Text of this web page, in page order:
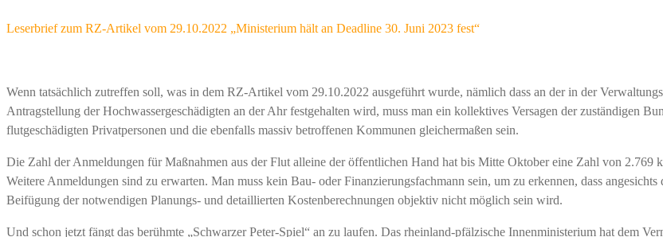
Leserbrief zum RZ-Artikel vom 29.10.2022 „Ministerium hält an Deadline 30. Juni 2023 fest“
Wenn tatsächlich zutreffen soll, was in dem RZ-Artikel vom 29.10.2022 ausgeführt wurde, nämlich dass an der in der
Antragstellung der Hochwassergeschädigten an der Ahr festgehalten wird, muss man ein kollektives Versagen der zuständigen
flutgeschädigten Privatpersonen und die ebenfalls massiv betroffenen Kommunen gleichermaßen sein.
Die Zahl der Anmeldungen für Maßnahmen aus der Flut alleine der öffentlichen Hand hat bis Mitte Oktober eine Zahl von
Weitere Anmeldungen sind zu erwarten. Man muss kein Bau- oder Finanzierungsfachmann sein, um zu erkennen, dass
Beifügung der notwendigen Planungs- und detaillierten Kostenberechnungen objektiv nicht möglich sein wird.
Und schon jetzt fängt das berühmte „Schwarzer Peter-Spiel“ an zu laufen. Das rheinland-pfälzische Innenministerium hat dem